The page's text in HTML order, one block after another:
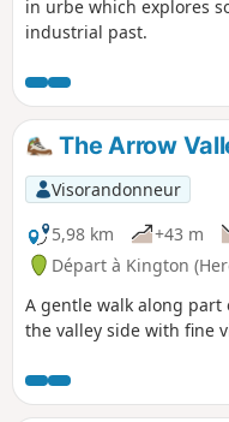
in urbe which explores
industrial past.
The Arrow
Visorandonneur
5,98 km
+43 m
Départ à Kington
A gentle walk along
the valley side with fine